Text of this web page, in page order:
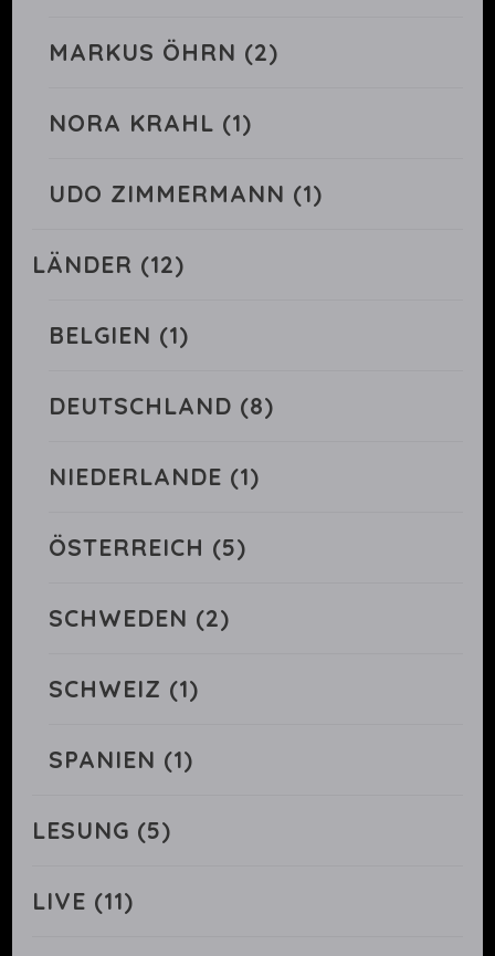
MARKUS ÖHRN (2)
NORA KRAHL (1)
UDO ZIMMERMANN (1)
LÄNDER (12)
BELGIEN (1)
DEUTSCHLAND (8)
NIEDERLANDE (1)
ÖSTERREICH (5)
SCHWEDEN (2)
SCHWEIZ (1)
SPANIEN (1)
LESUNG (5)
LIVE (11)